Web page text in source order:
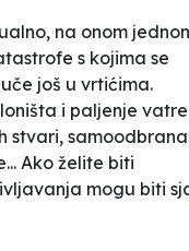
na onom
s kojima se
još u vrtićima.
i paljenje
stvari,
Ako želite biti
mogu biti